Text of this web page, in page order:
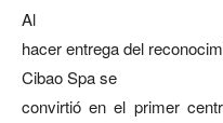
Al
hacer entrega del
Cibao Spa se
convirtió en el primer